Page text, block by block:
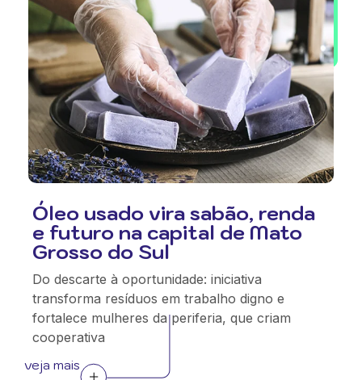
Óleo usado vira sabão, renda
e futuro na capital de Mato
Grosso do Sul
Do descarte à oportunidade: iniciativa
transforma resíduos em trabalho digno e
fortalece mulheres da periferia, que criam
cooperativa
veja mais